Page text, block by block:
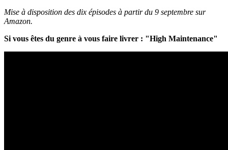
Mise à disposition des dix épisodes à partir du 9 septembre sur
Amazon.
Si vous êtes du genre à vous faire livrer : "High Maintenance"